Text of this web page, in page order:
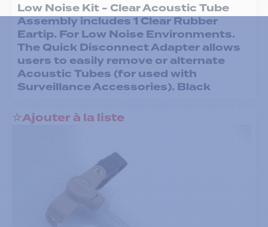
Low Noise Kit - Clear Acoustic Tube
Assembly includes 1 Clear Rubber
Eartip. For Low Noise Environments.
The Quick Disconnect Adapter allows
users to easily remove or alternate
Acoustic Tubes (for used with
Surveillance Accessories). Black
Ajouter à la liste